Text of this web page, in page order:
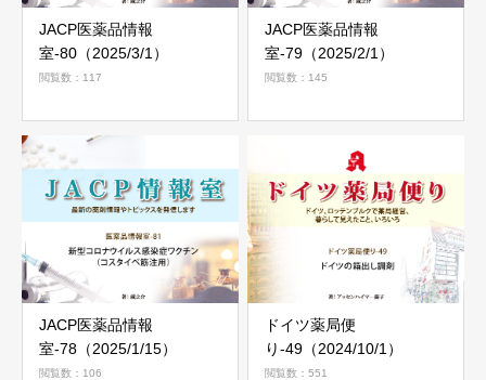
JACP医薬品情報
室-80（2025/3/1）
閲覧数：117
JACP医薬品情報
室-79（2025/2/1）
閲覧数：145
JACP医薬品情報
室-78（2025/1/15）
閲覧数：106
ドイツ薬局便
り-49（2024/10/1）
閲覧数：551